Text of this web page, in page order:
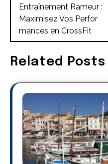
de
l’article
Entraînement Rameur :
Maximisez Vos Perfor
mances en CrossFit
Related Posts